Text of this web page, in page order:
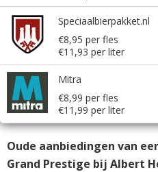
Speciaalbierpakket.nl
€8,95 per fles
€11,93 per liter
Mitra
€8,99 per fles
€11,99 per liter
Oude aanbiedingen van
Grand Prestige bij Albert